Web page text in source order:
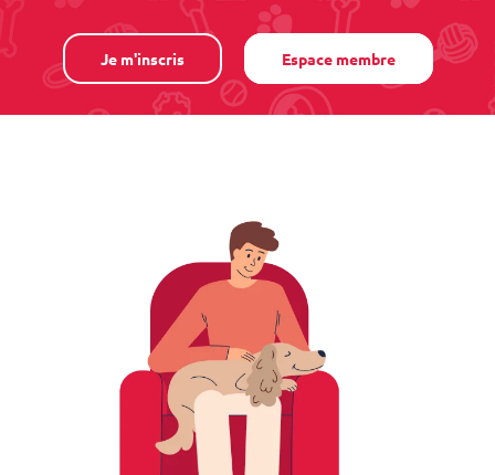
Je m'inscris Espace membre